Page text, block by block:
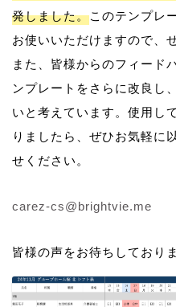
発しました。このテンプレ
お使いいただけますので、
また、皆様からのフィード
ンプレートをさらに改良し
いと考えています。使用し
りましたら、ぜひお気軽に
せください。
carez-cs@brightvie.me
皆様の声をお待ちしており